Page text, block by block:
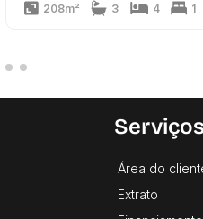
208m² 3 4 1
Serviços
Área do
Extrato